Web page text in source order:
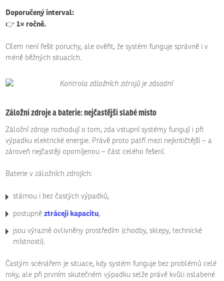
Doporučený interval:
👉1× ročně.
Cílem není řešit poruchy, ale ověřit, že systém funguje správně i v
méně běžných situacích.
Záložní zdroje a baterie: nejčastější slabé místo
Záložní zdroje rozhodují o tom, zda vstupní systémy fungují i při
výpadku elektrické energie. Právě proto patří mezi nejkritičtější – a
zároveň nejčastěji opomíjenou – část celého řešení.
Baterie v záložních zdrojích:
stárnou i bez častých výpadků,
postupněztrácejí kapacitu,
jsou výrazně ovlivněny prostředím (chodby, sklepy, technické
místnosti).
Častým scénářem je situace, kdy systém funguje bez problémů celé
roky, ale při prvním skutečném výpadku selže právě kvůli oslabené